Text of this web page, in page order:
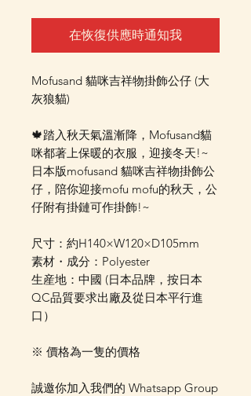
在恢復供應時通知我
Mofusand 貓咪吉祥物掛飾公仔 (大
灰狼貓)
🍁踏入秋天氣溫漸降，Mofusand貓
咪都著上保暖的衣服，迎接冬天!~
日本版mofusand 貓咪吉祥物掛飾公
仔，陪你迎接mofu mofu的秋天，公
仔附有掛鏈可作掛飾!~
尺寸：約H140×W120×D105mm
素材・成分：Polyester
生産地：中國 (日本品牌，按日本
QC品質要求出廠及從日本平行進
口）
※ 價格為一隻的價格
誠邀你加入我們的 Whatsapp Group